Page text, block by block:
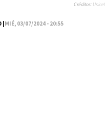
|MIÉ, 03/07/2024 - 20:55
Créditos: Unicef